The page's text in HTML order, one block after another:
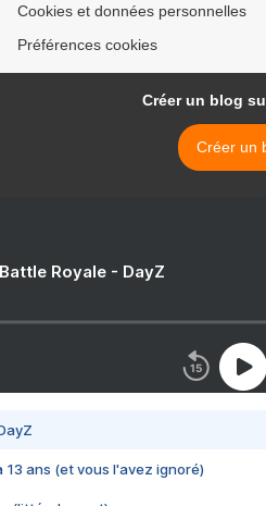
Cookies et données personnelles
Préférences cookies
Créer un blog
Créer un
Royale - DayZ
13 ans (et vous l'avez ignoré)